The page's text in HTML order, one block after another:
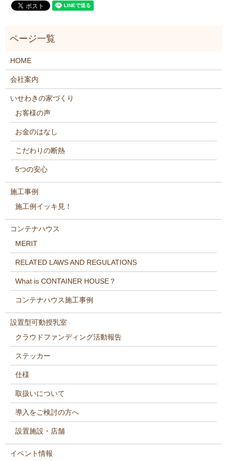
HOME
会社案内
いせわきの家づくり
お客様の声
お金のはなし
こだわりの断熱
5つの安心
施工事例
施工例イッキ見！
コンテナハウス
MERIT
RELATED LAWS AND REGULATIONS
What is CONTAINER HOUSE？
コンテナハウス施工事例
設置型可動授乳室
クラウドファンディング活動報告
ステッカー
仕様
取扱いについて
導入をご検討の方へ
設置施設・店舗
イベント情報